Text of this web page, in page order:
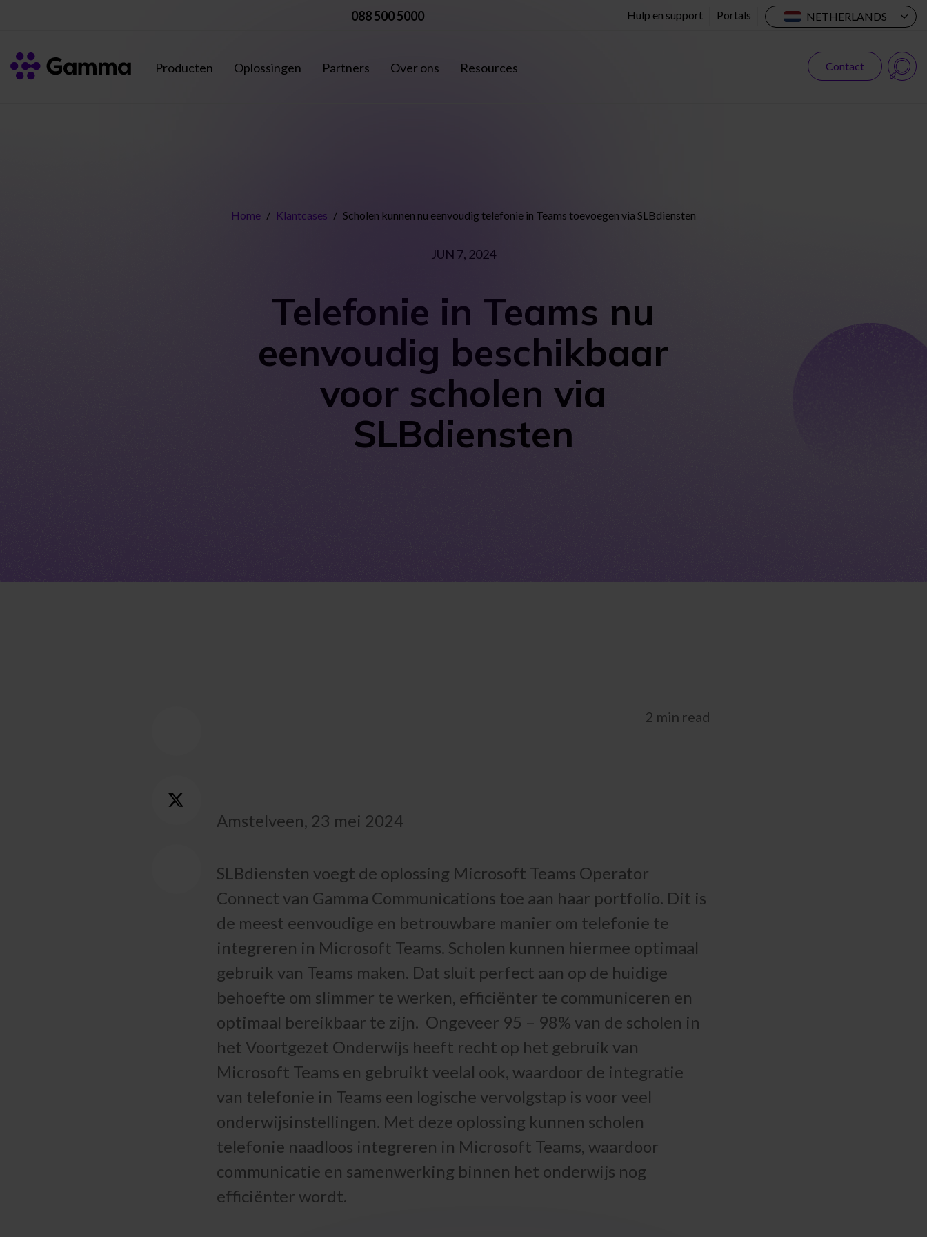
088 500 5000 Hulp en support Portals NETHERLANDS
Producten Oplossingen Partners Over ons Resources Contact
Home / Klantcases / Scholen kunnen nu eenvoudig telefonie in Teams toevoegen via SLBdiensten
JUN 7, 2024
Telefonie in Teams nu
eenvoudig beschikbaar
voor scholen via
SLBdiensten
2 min read
Amstelveen, 23 mei 2024
SLBdiensten voegt de oplossing Microsoft Teams Operator
Connect van Gamma Communications toe aan haar portfolio. Dit is
de meest eenvoudige en betrouwbare manier om telefonie te
integreren in Microsoft Teams. Scholen kunnen hiermee optimaal
gebruik van Teams maken. Dat sluit perfect aan op de huidige
behoefte om slimmer te werken, efficiënter te communiceren en
optimaal bereikbaar te zijn. Ongeveer 95 – 98% van de scholen in
het Voortgezet Onderwijs heeft recht op het gebruik van
Microsoft Teams en gebruikt veelal ook, waardoor de integratie
van telefonie in Teams een logische vervolgstap is voor veel
onderwijsinstellingen. Met deze oplossing kunnen scholen
telefonie naadloos integreren in Microsoft Teams, waardoor
communicatie en samenwerking binnen het onderwijs nog
efficiënter wordt.